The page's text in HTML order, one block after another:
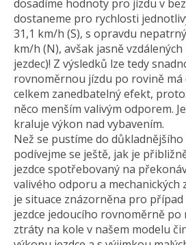
dosadíme hodnoty pro jízdu v
dostaneme pro rychlosti
31,1 km/h (S), s opravdu
km/h (N), avšak jasně
jezdec)! Z výsledků lze tedy
rovnoměrnou jízdu po rovině má
celkem zanedbatelný efekt,
něco menším valivým odporem.
kraluje výkon nad vybavením.
Než se pustíme do
podívejme se ještě, jak je
jezdce spotřebovaný na
valivého odporu a mechanických
je situace znázorněna pro
jezdce jedoucího rovnoměrně po
ztráty na kole v našem modelu